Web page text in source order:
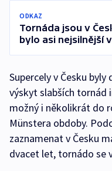
ODKAZ
Tornáda jsou v
bylo asi nejsilnější
Supercely v Česku
výskyt slabších tornád
možný i několikrát do
Münstera obdoby.
zaznamenat v Česku
dvacet let, tornádo se